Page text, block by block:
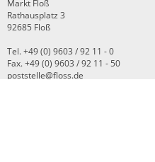
Markt Floß
Rathausplatz 3
92685 Floß
Tel. +49 (0) 9603 / 92 11 - 0
Fax. +49 (0) 9603 / 92 11 - 50
poststelle@floss.de